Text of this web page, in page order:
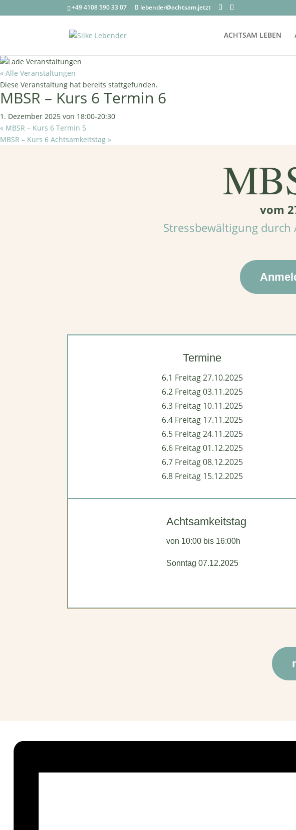
+49 4108 590 33 07 lebender@achtsam.jetzt
ACHTSAM LEBEN
« Alle Veranstaltungen
Diese Veranstaltung hat bereits stattgefunden.
MBSR – Kurs 6 Termin 6
1. Dezember 2025 von 18:00-20:30
« MBSR – Kurs 6 Termin 5
MBSR – Kurs 6 Achtsamkeitstag »
vom
Stressbewältigung durch
Termine
6.1 Freitag 27.10.2025
6.2 Freitag 03.11.2025
6.3 Freitag 10.11.2025
6.4 Freitag 17.11.2025
6.5 Freitag 24.11.2025
6.6 Freitag 01.12.2025
6.7 Freitag 08.12.2025
6.8 Freitag 15.12.2025
Achtsamkeitstag
von 10:00 bis 16:00h
Sonntag 07.12.2025